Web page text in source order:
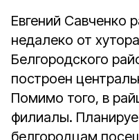
Евгений Савченко
недалеко от
Белгородского
построен
Помимо того, в
филиалы.
белгородцам